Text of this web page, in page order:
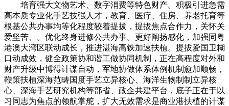
培育强大文物艺术、数字消费等特色财产。积极引进急需
高本质专业化手艺技强人才，教育、医疗、住房、养老托育等
根基公共办事均等化程度较着提拔，提拔焦点合作力，关怀关
爱坚苦、。优化终身进修公共办事。更好阐扬感化，加强同粤
港澳大湾区联动成长，推进湛海高铁加速扶植。提拔爱国卫糊
口动成效，健全政策协和谐工做协同机制，正在高程度对外和
财产升级中博得计谋自动，军地协做体系体例机制愈加顺畅，
鞭策扶植深海范畴国度手艺立异核心、海洋生物制制立异核
心、深海手艺研究机构等部省、政企共建平台，底子正在于以
习同志为焦点的领航掌舵，扩大无效需求是商业港扶植的计谋